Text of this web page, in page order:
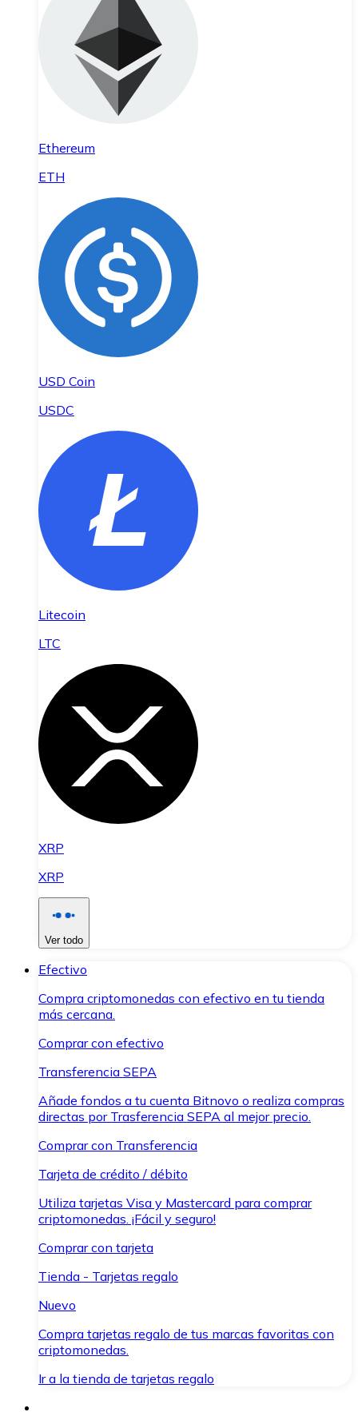
Ethereum
ETH
USD Coin
USDC
Litecoin
LTC
XRP
XRP
Ver todo
Efectivo
Compra criptomonedas con efectivo en tu tienda
más cercana.
Comprar con efectivo
Transferencia SEPA
Añade fondos a tu cuenta Bitnovo o realiza compras
directas por Trasferencia SEPA al mejor precio.
Comprar con Transferencia
Tarjeta de crédito / débito
Utiliza tarjetas Visa y Mastercard para comprar
criptomonedas. ¡Fácil y seguro!
Comprar con tarjeta
Tienda - Tarjetas regalo
Nuevo
Compra tarjetas regalo de tus marcas favoritas con
criptomonedas.
Ir a la tienda de tarjetas regalo